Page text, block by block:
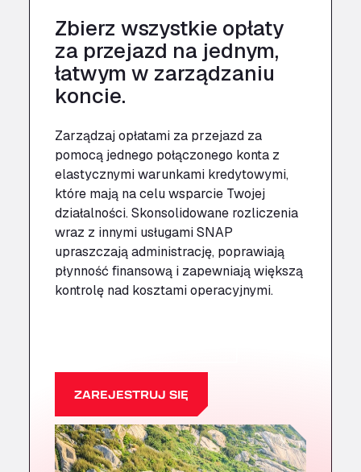
Zbierz wszystkie opłaty
za przejazd na jednym,
łatwym w zarządzaniu
koncie.
Zarządzaj opłatami za przejazd za
pomocą jednego połączonego konta z
elastycznymi warunkami kredytowymi,
które mają na celu wsparcie Twojej
działalności. Skonsolidowane rozliczenia
wraz z innymi usługami SNAP
upraszczają administrację, poprawiają
płynność finansową i zapewniają większą
kontrolę nad kosztami operacyjnymi.
ZAREJESTRUJ SIĘ